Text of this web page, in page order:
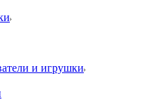
и игрушки